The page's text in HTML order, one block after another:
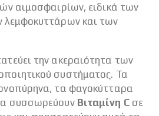
αιμοσφαιρίων, ειδικά των
λεμφοκυττάρων και των
την ακεραιότητα των
συστήματος. Τα
τα φαγοκύτταρα
συσσωρεύουν Βιταμίνη Cσε